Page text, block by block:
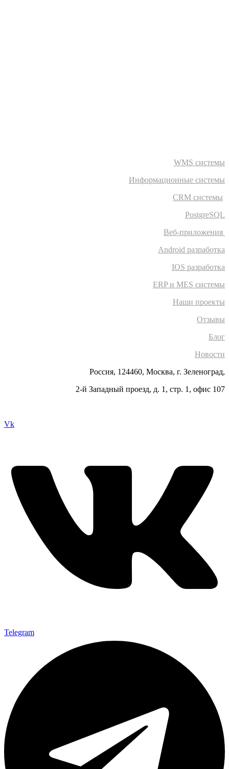
WMS системы
Информационные системы
CRM системы
PostgreSQL
Веб-приложения
Android разработка
IOS разработка
ERP и MES системы
Наши проекты
Отзывы
Блог
Новости
Россия, 124460, Москва, г. Зеленоград,
2-й Западный проезд, д. 1, стр. 1, офис 107
Vk
Telegram